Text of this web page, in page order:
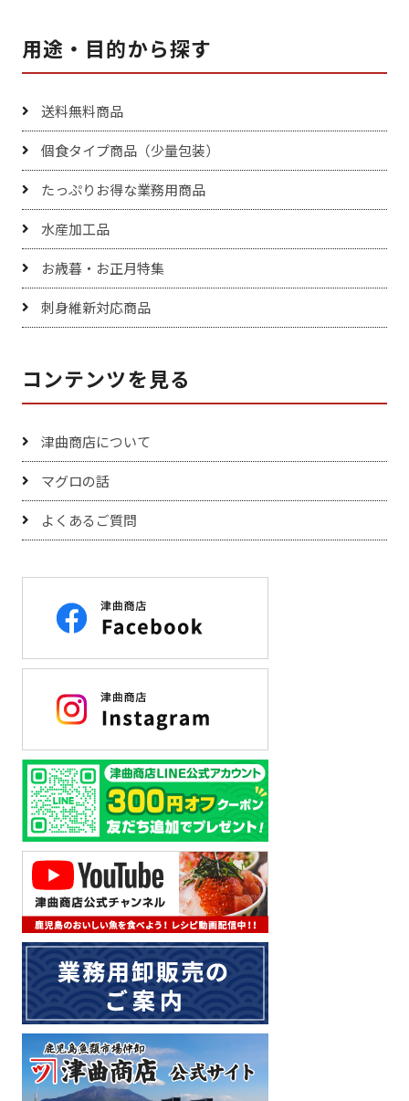
用途・目的から探す
送料無料商品
個食タイプ商品（少量包装）
たっぷりお得な業務用商品
水産加工品
お歳暮・お正月特集
刺身維新対応商品
コンテンツを見る
津曲商店について
マグロの話
よくあるご質問